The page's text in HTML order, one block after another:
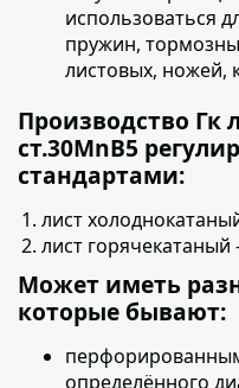
использоваться
пружин,
листовых, ножей,
Производство Гк
ст.30MnB5
стандартами:
лист
лист горячекатаный
Может иметь
которые бывают:
определённого